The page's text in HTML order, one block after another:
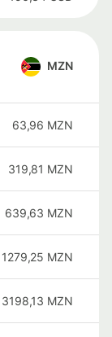
MZN
63,96 MZN
319,81 MZN
639,63 MZN
1279,25 MZN
3198,13 MZN